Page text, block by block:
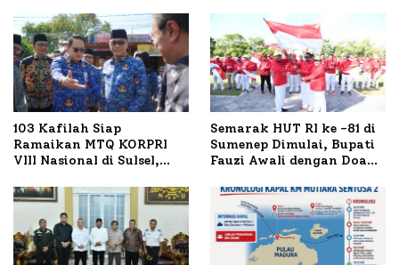
103 Kafilah Siap
Ramaikan MTQ KORPRI
VIII Nasional di Sulsel,
Semarak HUT RI ke -81 di
Sumenep Dimulai, Bupati
Fauzi Awali dengan Doa
Terbakar